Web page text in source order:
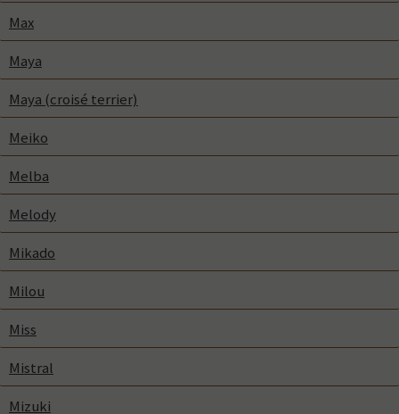
Max
Maya
Maya (croisé terrier)
Meiko
Melba
Melody
Mikado
Milou
Miss
Mistral
Mizuki